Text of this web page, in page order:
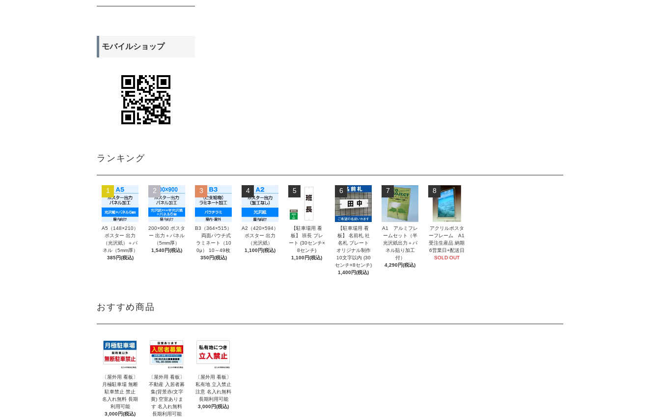
モバイルショップ
ランキング
1
A5（148×210）
ポスター 出力
（光沢紙）＋パ
ネル（5mm厚）
385円(税込)
2
200×900 ポスタ
ー 出力＋パネル
（5mm厚）
1,540円(税込)
3
B3（364×515）
両面パウチ式
ラミネート（10
0μ） 10～49枚
350円(税込)
4
A2（420×594）
ポスター 出力
（光沢紙）
1,100円(税込)
5
【駐車場用 看
板】 班長 プレ
ート (30センチ×
8センチ)
1,100円(税込)
6
【駐車場用 看
板】 名前札 社
名札 プレート
オリジナル制作
10文字以内 (30
センチ×8センチ)
1,400円(税込)
7
A1 アルミフレ
ームセット（半
光沢紙出力＋パ
ネル貼り加工
付）
4,290円(税込)
8
アクリルポスタ
ーフレーム A1
受注生産品 納期
6営業日+配送日
SOLD OUT
おすすめ商品
〔屋外用 看板〕
月極駐車場 無断
駐車禁止 禁止
名入れ無料 長期
利用可能
3,000円(税込)
〔屋外用 看板〕
不動産 入居者募
集(背景赤/文字
黄) 空室ありま
す 名入れ無料
長期利用可能
〔屋外用 看板〕
私有地 立入禁止
注意 名入れ無料
長期利用可能
3,000円(税込)